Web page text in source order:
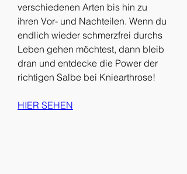
verschiedenen Arten bis hin zu
ihren Vor- und Nachteilen. Wenn du
endlich wieder schmerzfrei durchs
Leben gehen möchtest, dann bleib
dran und entdecke die Power der
richtigen Salbe bei Kniearthrose!
HIER SEHEN